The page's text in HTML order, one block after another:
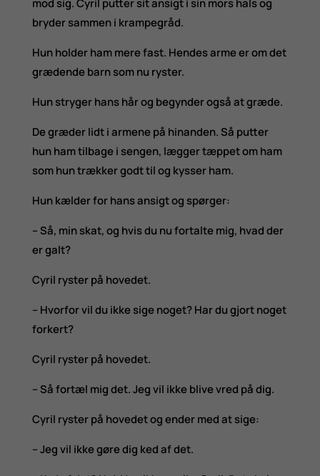
mod sig. Cyril putter sit ansigt i sin mors hals og
bryder sammen i krampegråd.
Hun holder ham mere fast. Hendes arme er om det
grædende barn som nu ryster.
Hun stryger hans hår og begynder også at græde.
De græder lidt i armene på hinanden. Så putter
hun ham tilbage i sengen, lægger tæppet om ham
som hun trækker godt til og kysser ham.
Hun kælder for hans ansigt og spørger:
– Så, min skat, og hvis du nu fortalte mig, hvad der
er galt?
Cyril ryster på hovedet.
– Hvorfor vil du ikke sige noget? Har du gjort noget
forkert?
Cyril ryster på hovedet.
– Så fortæl mig det. Jeg vil ikke blive vred på dig.
Cyril ryster på hovedet og ender med at sige:
– Jeg vil ikke gøre dig ked af det.